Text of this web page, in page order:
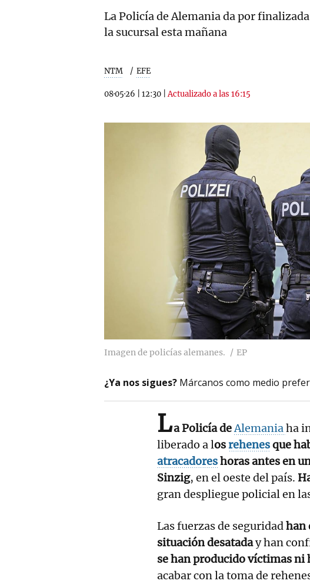
La Policía de Alemania da por
la sucursal esta mañana
NTM EFE
08·05·26 12:30 |Actualizado a las 16:15
Imagen de policías alemanes. EP
¿Ya nos sigues? Márcanos como medio
La Policía deAlemaniaha
liberado a losrehenesque
atracadoreshoras antes en
Sinzig, en el oeste del país.
gran despliegue policial en
Las fuerzas de seguridadhan
situación desataday han
se han producido víctimas ni
acabar con la toma de